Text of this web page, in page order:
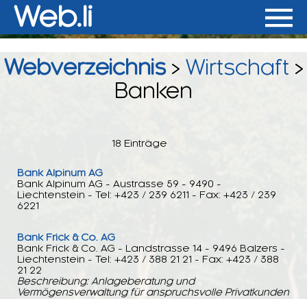
Web.li
Webverzeichnis> Wirtschaft >
Banken
18 Einträge
Bank Alpinum AG
Bank Alpinum AG - Austrasse 59 - 9490 -
Liechtenstein - Tel: +423 / 239 6211 - Fax: +423 / 239
6221
Bank Frick & Co. AG
Bank Frick & Co. AG - Landstrasse 14 - 9496 Balzers -
Liechtenstein - Tel: +423 / 388 21 21 - Fax: +423 / 388
21 22
Beschreibung: Anlageberatung und
Vermögensverwaltung für anspruchsvolle Privatkunden